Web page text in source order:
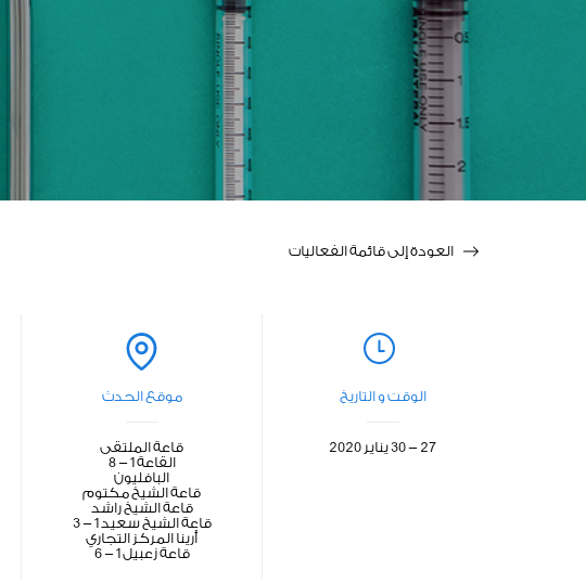
العودة إلى قائمة الفعاليات
الوقت و التاريخ
27 - 30 يناير 2020
موقع الحدث
قاعة الملتقى
القاعة 1 - 8
البافليون
قاعة الشيخ مكتوم
قاعة الشيخ راشد
قاعة الشيخ سعيد 1 - 3
أرينا المركز التجاري
قاعة زعبيل 1 - 6